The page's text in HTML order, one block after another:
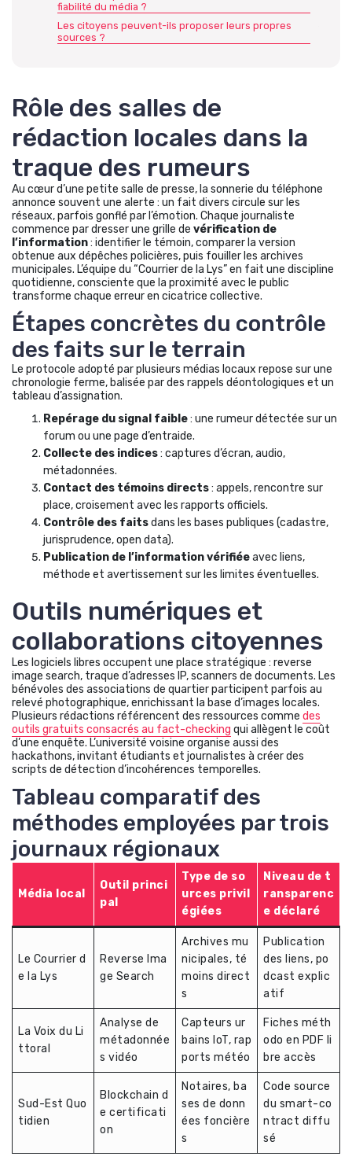
fiabilité du média ?
Les citoyens peuvent-ils proposer leurs propres
sources ?
Rôle des salles de
rédaction locales dans la
traque des rumeurs
Au cœur d’une petite salle de presse, la sonnerie du téléphone
annonce souvent une alerte : un fait divers circule sur les
réseaux, parfois gonflé par l’émotion. Chaque journaliste
commence par dresser une grille de vérification de
l’information: identifier le témoin, comparer la version
obtenue aux dépêches policières, puis fouiller les archives
municipales. L’équipe du “Courrier de la Lys” en fait une discipline
quotidienne, consciente que la proximité avec le public
transforme chaque erreur en cicatrice collective.
Étapes concrètes du contrôle
des faits sur le terrain
Le protocole adopté par plusieurs médias locaux repose sur une
chronologie ferme, balisée par des rappels déontologiques et un
tableau d’assignation.
Repérage du signal faible: une rumeur détectée sur un
forum ou une page d’entraide.
Collecte des indices: captures d’écran, audio,
métadonnées.
Contact des témoins directs: appels, rencontre sur
place, croisement avec les rapports officiels.
Contrôle des faitsdans les bases publiques (cadastre,
jurisprudence, open data).
Publication de l’information vérifiéeavec liens,
méthode et avertissement sur les limites éventuelles.
Outils numériques et
collaborations citoyennes
Les logiciels libres occupent une place stratégique : reverse
image search, traque d’adresses IP, scanners de documents. Les
bénévoles des associations de quartier participent parfois au
relevé photographique, enrichissant la base d’images locales.
Plusieurs rédactions référencent des ressources comme des
outils gratuits consacrés au fact-checking qui allègent le coût
d’une enquête. L’université voisine organise aussi des
hackathons, invitant étudiants et journalistes à créer des
scripts de détection d’incohérences temporelles.
Tableau comparatif des
méthodes employées par trois
journaux régionaux
Média local
Outil princi
pal
Type de so
urces privil
égiées
Niveau de t
ransparenc
e déclaré
Le Courrier d
e la Lys
Reverse Ima
ge Search
Archives mu
nicipales, té
moins direct
s
Publication
des liens, po
dcast explic
atif
La Voix du Li
ttoral
Analyse de
métadonnée
s vidéo
Capteurs ur
bains IoT, rap
ports météo
Fiches méth
odo en PDF li
bre accès
Sud-Est Quo
tidien
Blockchain d
e certificati
on
Notaires, ba
ses de donn
ées foncière
s
Code source
du smart-co
ntract diffu
sé